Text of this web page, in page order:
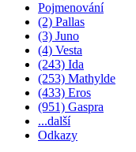
Pojmenování
(2) Pallas
(3) Juno
(4) Vesta
(243) Ida
(253) Mathylde
(433) Eros
(951) Gaspra
...další
Odkazy